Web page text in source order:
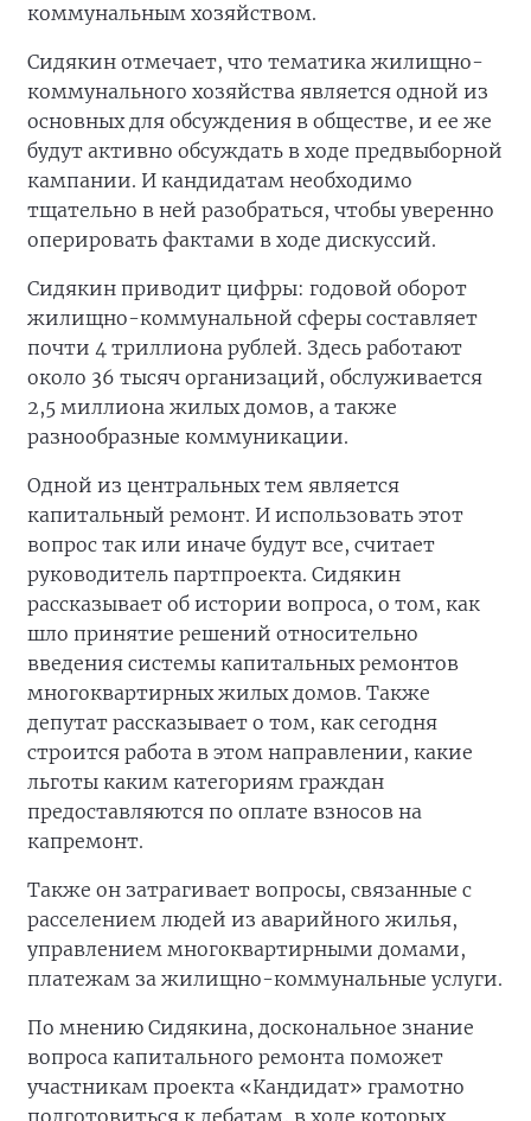
коммунальным хозяйством.
Сидякин отмечает, что тематика жилищно-
коммунального хозяйства является одной из
основных для обсуждения в обществе, и ее же
будут активно обсуждать в ходе предвыборной
кампании. И кандидатам необходимо
тщательно в ней разобраться, чтобы уверенно
оперировать фактами в ходе дискуссий.
Сидякин приводит цифры: годовой оборот
жилищно-коммунальной сферы составляет
почти 4 триллиона рублей. Здесь работают
около 36 тысяч организаций, обслуживается
2,5 миллиона жилых домов, а также
разнообразные коммуникации.
Одной из центральных тем является
капитальный ремонт. И использовать этот
вопрос так или иначе будут все, считает
руководитель партпроекта. Сидякин
рассказывает об истории вопроса, о том, как
шло принятие решений относительно
введения системы капитальных ремонтов
многоквартирных жилых домов. Также
депутат рассказывает о том, как сегодня
строится работа в этом направлении, какие
льготы каким категориям граждан
предоставляются по оплате взносов на
капремонт.
Также он затрагивает вопросы, связанные с
расселением людей из аварийного жилья,
управлением многоквартирными домами,
платежам за жилищно-коммунальные услуги.
По мнению Сидякина, доскональное знание
вопроса капитального ремонта поможет
участникам проекта «Кандидат» грамотно